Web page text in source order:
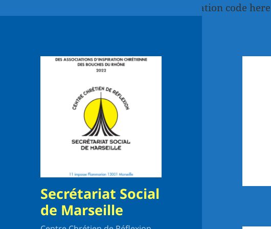
Paste your Google Webmaster Tools verification code here
Secrétariat Social
de Marseille